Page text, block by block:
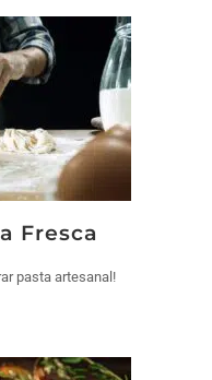
Fresca
pasta artesanal!